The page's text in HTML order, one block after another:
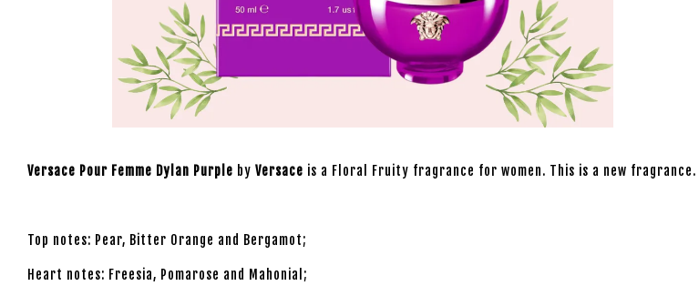
Versace Pour Femme Dylan Purple by Versace is a Floral Fruity fragrance for women. This is a new fragrance.
Top notes: Pear, Bitter Orange and Bergamot;
Heart notes: Freesia, Pomarose and Mahonial;